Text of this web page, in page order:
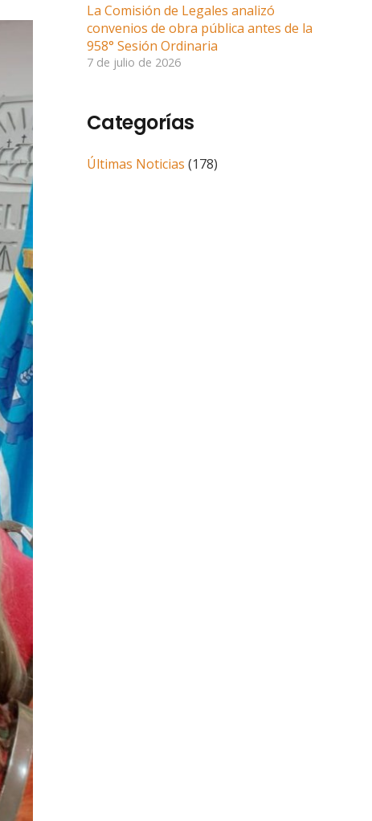
La Comisión de Legales analizó
convenios de obra pública antes de la
958° Sesión Ordinaria
7 de julio de 2026
Categorías
Últimas Noticias (178)